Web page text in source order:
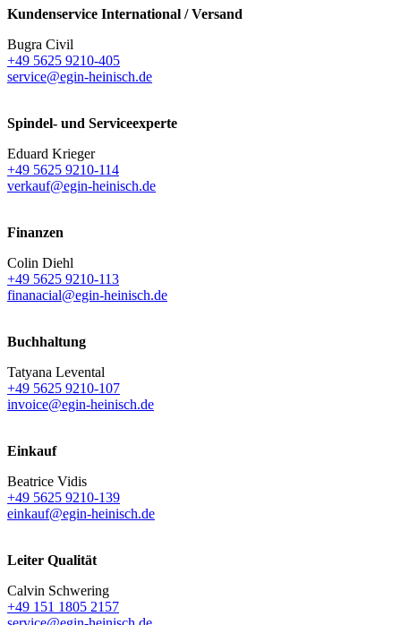
Kundenservice International / Versand
Bugra Civil
+49 5625 9210-405
service@egin-heinisch.de
Spindel- und Serviceexperte
Eduard Krieger
+49 5625 9210-114
verkauf@egin-heinisch.de
Finanzen
Colin Diehl
+49 5625 9210-113
finanacial@egin-heinisch.de
Buchhaltung
Tatyana Levental
+49 5625 9210-107
invoice@egin-heinisch.de
Einkauf
Beatrice Vidis
+49 5625 9210-139
einkauf@egin-heinisch.de
Leiter Qualität
Calvin Schwering
+49 151 1805 2157